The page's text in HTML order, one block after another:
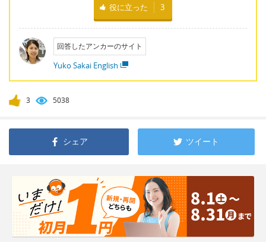
役に立った 3
回答したアンカーのサイト
Yuko Sakai English
3 5038
シェア ツイート